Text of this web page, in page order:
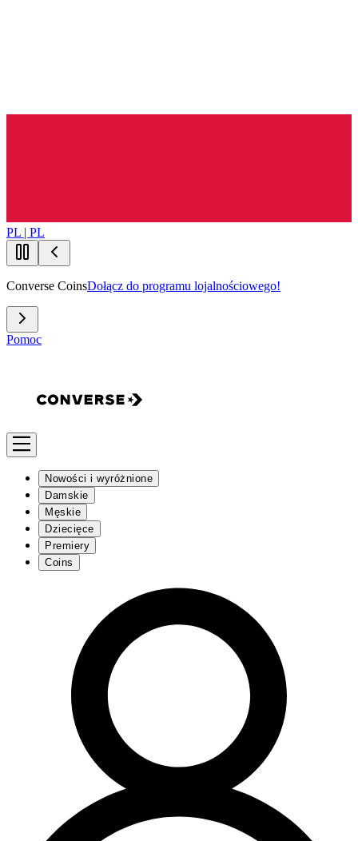
PL | PL
Converse CoinsDołącz do programu lojalnościowego!
Pomoc
Nowości i wyróżnione
Damskie
Męskie
Dziecięce
Premiery
Coins